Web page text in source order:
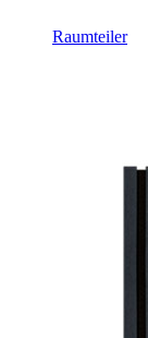
Raumteiler